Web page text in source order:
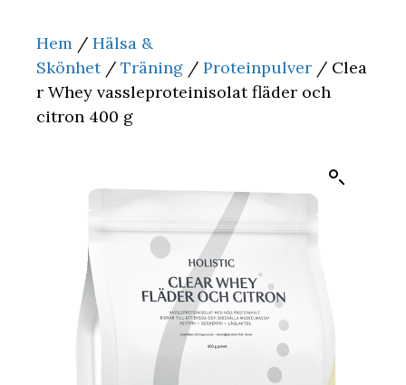
Hem / Hälsa &
Skönhet/ Träning / Proteinpulver / Clea
r Whey vassleproteinisolat fläder och
citron 400 g